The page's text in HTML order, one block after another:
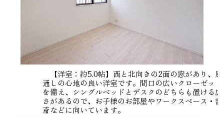
【洋室：約5.0帖】西と北向きの2面の窓があり、風
通しの心地の良い洋室です。間口の広いクローゼット
を備え、シングルベッドとデスクのどちらも置ける広
さがあるので、お子様のお部屋やワークスペース・書
斎などに向いています。